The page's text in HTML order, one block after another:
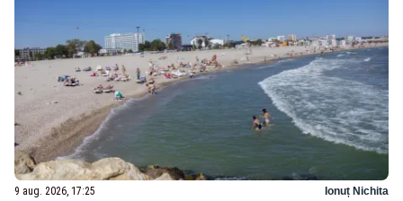
9 aug. 2026, 17:25 Ionuț Nichita